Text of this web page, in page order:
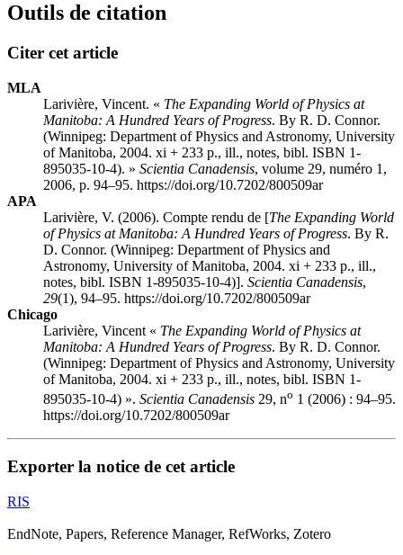
Outils de citation
Citer cet article
MLA
Larivière, Vincent. « The Expanding World of Physics at
Manitoba: A Hundred Years of Progress. By R. D. Connor.
(Winnipeg: Department of Physics and Astronomy, University
of Manitoba, 2004. xi + 233 p., ill., notes, bibl. ISBN 1-
895035-10-4). » Scientia Canadensis, volume 29, numéro 1,
2006, p. 94–95. https://doi.org/10.7202/800509ar
APA
Larivière, V. (2006). Compte rendu de [The Expanding World
of Physics at Manitoba: A Hundred Years of Progress. By R.
D. Connor. (Winnipeg: Department of Physics and
Astronomy, University of Manitoba, 2004. xi + 233 p., ill.,
notes, bibl. ISBN 1-895035-10-4)]. Scientia Canadensis,
29(1), 94–95. https://doi.org/10.7202/800509ar
Chicago
Larivière, Vincent « The Expanding World of Physics at
Manitoba: A Hundred Years of Progress. By R. D. Connor.
(Winnipeg: Department of Physics and Astronomy, University
of Manitoba, 2004. xi + 233 p., ill., notes, bibl. ISBN 1-
895035-10-4) ». Scientia Canadensis 29, no 1 (2006) : 94–95.
https://doi.org/10.7202/800509ar
Exporter la notice de cet article
RIS
EndNote, Papers, Reference Manager, RefWorks, Zotero